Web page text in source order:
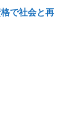
で社会と再